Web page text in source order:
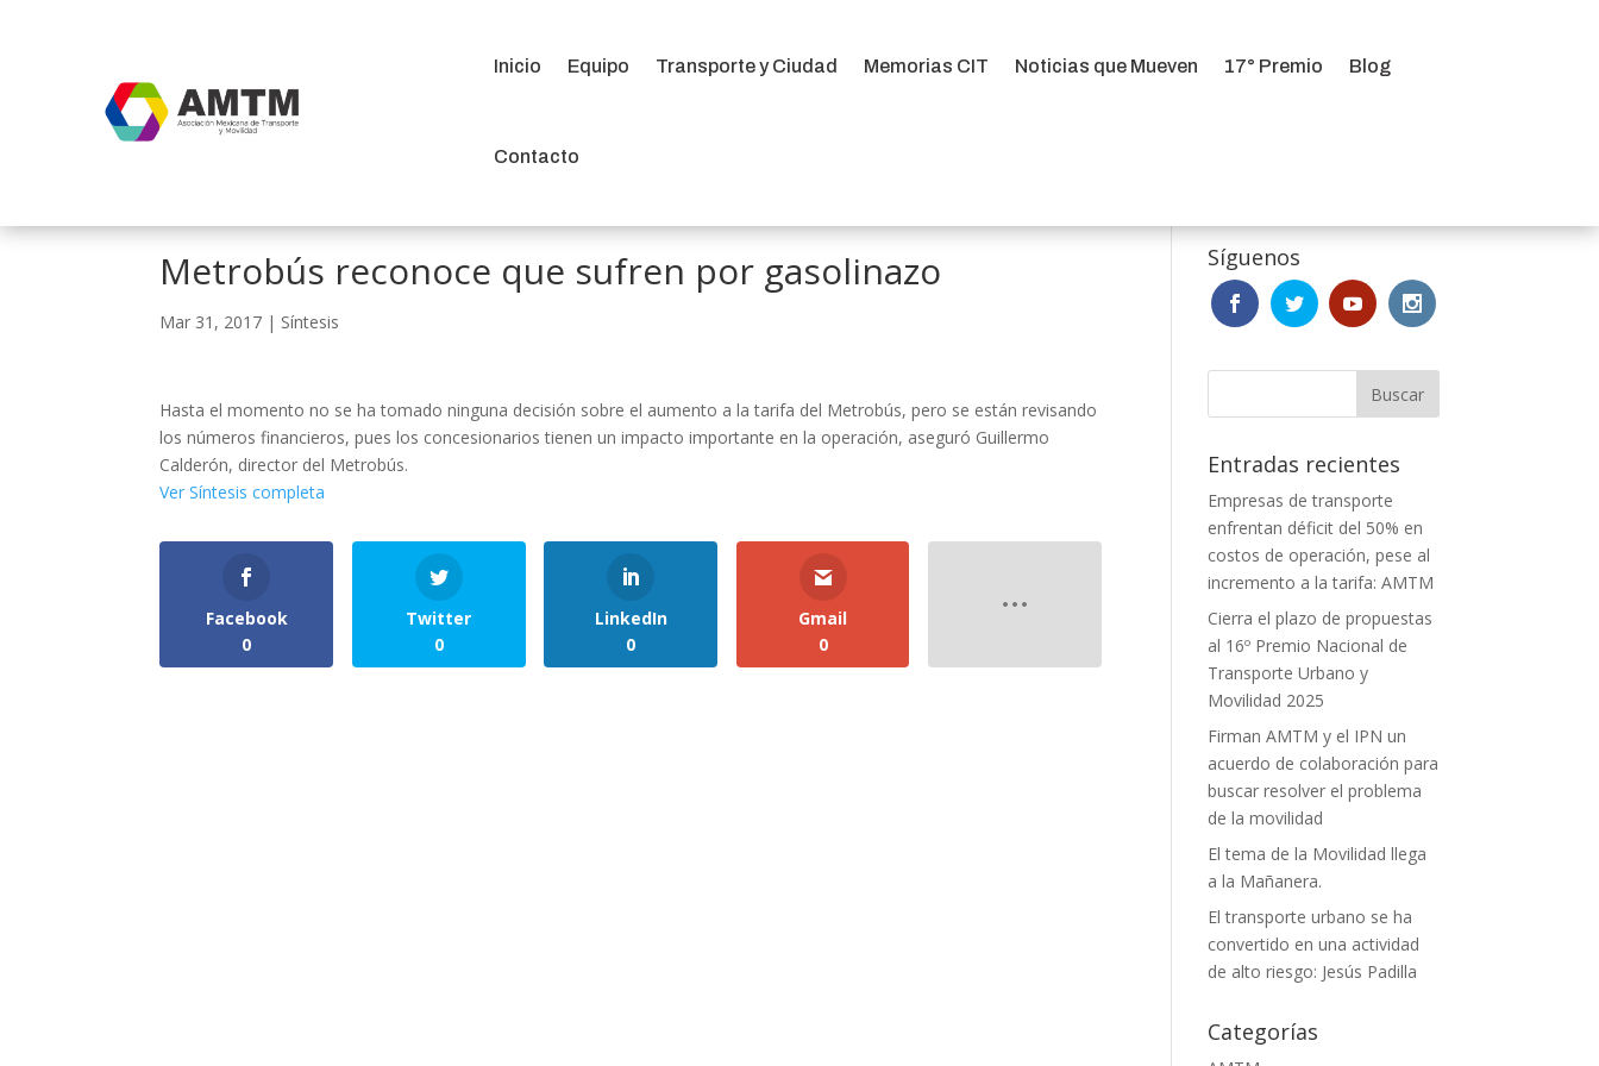
Inicio Equipo Transporte y Ciudad Memorias CIT Noticias que Mueven 17° Premio Blog
Contacto
Metrobús reconoce que sufren por gasolinazo
Mar 31, 2017 | Síntesis
Hasta el momento no se ha tomado ninguna decisión sobre el aumento a la tarifa del Metrobús, pero se están revisando
los números financieros, pues los concesionarios tienen un impacto importante en la operación, aseguró Guillermo
Calderón, director del Metrobús.
Ver Síntesis completa
Facebook
0
Twitter
0
LinkedIn
0
Gmail
0
Síguenos
Entradas recientes
Empresas de transporte
enfrentan déficit del 50% en
costos de operación, pese al
incremento a la tarifa: AMTM
Cierra el plazo de propuestas
al 16º Premio Nacional de
Transporte Urbano y
Movilidad 2025
Firman AMTM y el IPN un
acuerdo de colaboración para
buscar resolver el problema
de la movilidad
El tema de la Movilidad llega
a la Mañanera.
El transporte urbano se ha
convertido en una actividad
de alto riesgo: Jesús Padilla
Categorías